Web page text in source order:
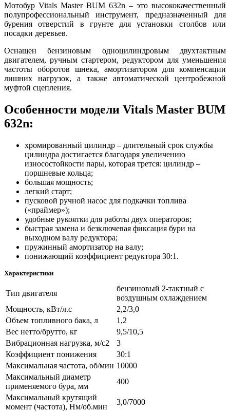
Мотобур Vitals Master BUM 632n – это высококачественный
полупрофессиональный инструмент, предназначенный для
бурения отверстий в грунте для установки столбов или
посадки деревьев.
Оснащен бензиновым одноцилиндровым двухтактным
двигателем, ручным стартером, редуктором для уменьшения
частоты оборотов шнека, амортизатором для компенсации
лишних нагрузок, а также автоматической центробежной
муфтой сцепления.
Особенности модели Vitals Master BUM
632n:
хромированный цилиндр – длительный срок службы
цилиндра достигается благодаря увеличению
износостойкости пары, которая трется: цилиндр –
поршневые кольца;
большая мощность;
легкий старт;
пусковой ручной насос для подкачки топлива
(«праймер»);
удобные рукоятки для работы двух операторов;
быстрая замена и безключевая фиксация бури на
выходном валу редуктора;
пружинный амортизатор на валу;
понижающий коэффициент редуктора 30:1.
Характеристики
Тип двигателя
бензиновый 2-тактный с
воздушным охлаждением
Мощность, кВт/л.с
2,2/3,0
Объем топливного бака, л
1,2
Вес нетто/брутто, кг
9,5/10,5
Вибрационная нагрузка, м/c2
3
Коэффициент понижения
30:1
Максимальная частота, об/мин 10000
Максимальный диаметр
применяемого бура, мм
400
Максимальный крутящий
момент (частота), Нм/об.мин
3,0/7000